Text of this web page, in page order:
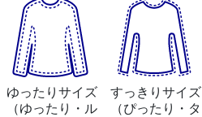
ゆったりサイズ
（ゆったり・ル
すっきりサイズ
（ぴったり・タ